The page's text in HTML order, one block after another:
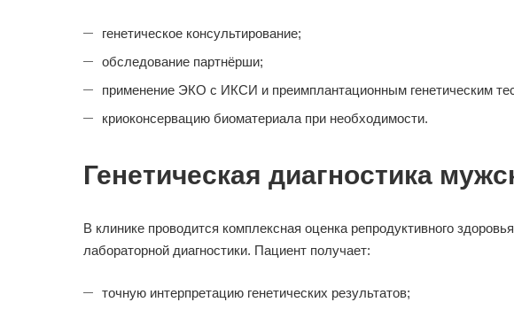
генетическое консультирование;
обследование партнёрши;
применение ЭКО с ИКСИ и преимплантационным генетическим
криоконсервацию биоматериала при необходимости.
Генетическая диагностика
В клинике проводится комплексная оценка репродуктивного
лабораторной диагностики. Пациент получает:
точную интерпретацию генетических результатов;